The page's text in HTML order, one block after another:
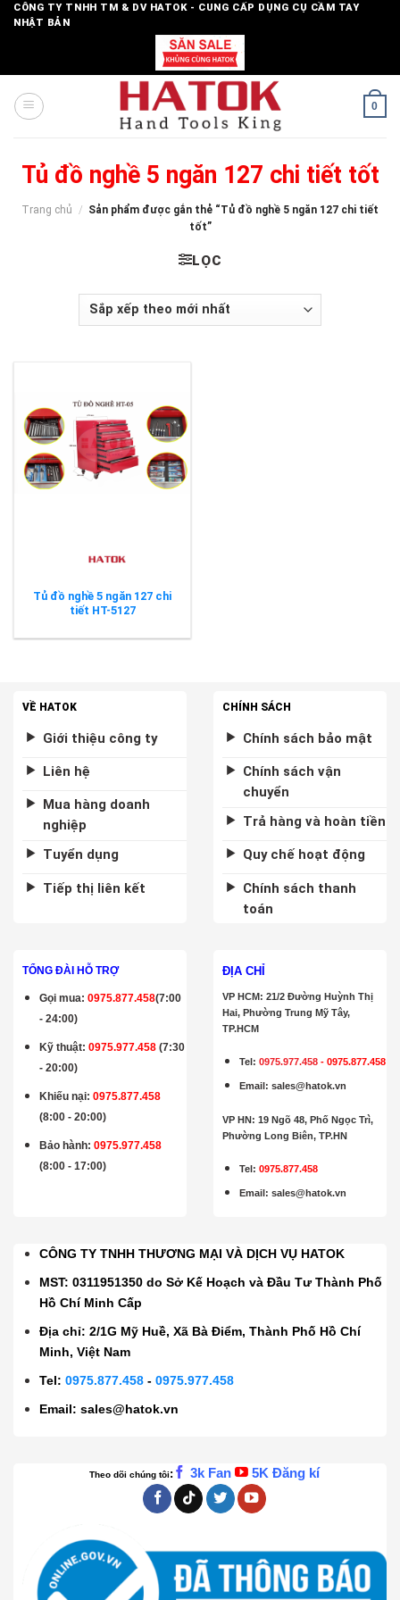
SkipCÔNG TY TNHH TM & DV HATOK - CUNG CẤP DỤNG CỤ CẦM TAY
NHẬT BẢN
0
Tủ đồ nghề 5 ngăn 127 chi tiết tốt
Trang chủ / Sản phẩm được gắn thẻ “Tủ đồ nghề 5 ngăn 127 chi tiết
tốt”
LỌC
Tủ đồ nghề 5 ngăn 127 chi
tiết HT-5127
VỀ HATOK
Giới thiệu công ty
Liên hệ
Mua hàng doanh
nghiệp
Tuyển dụng
Tiếp thị liên kết
CHÍNH SÁCH
Chính sách bảo mật
Chính sách vận
chuyển
Trả hàng và hoàn tiền
Quy chế hoạt động
Chính sách thanh
toán
TỔNG ĐÀI HỖ TRỢ
Gọi mua:0975.877.458(7:00
- 24:00)
Kỹ thuật:0975.977.458 (7:30
- 20:00)
Khiếu nại: 0975.877.458
(8:00 - 20:00)
Bảo hành:0975.977.458
(8:00 - 17:00)
ĐỊA CHỈ
VP HCM: 21/2 Đường Huỳnh Thị
Hai, Phường Trung Mỹ Tây,
TP.HCM
Tel:0975.977.458 -0975.877.458
Email :sales@hatok.vn
VP HN: 19 Ngõ 48, Phố Ngọc Trì,
Phường Long Biên, TP.HN
Tel: 0975.877.458
Email:sales@hatok.vn
CÔNG TY TNHH THƯƠNG MẠI VÀ DỊCH VỤ HATOK
MST: 0311951350 do Sở Kế Hoạch và Đầu Tư Thành Phố
Hồ Chí Minh Cấp
Địa chỉ: 2/1G Mỹ Huề, Xã Bà Điểm, Thành Phố Hồ Chí
Minh, Việt Nam
Tel:0975.877.458 -0975.977.458
Email:sales@hatok.vn
Theo dõi chúng tôi: 3k Fan 5K Đăng kí